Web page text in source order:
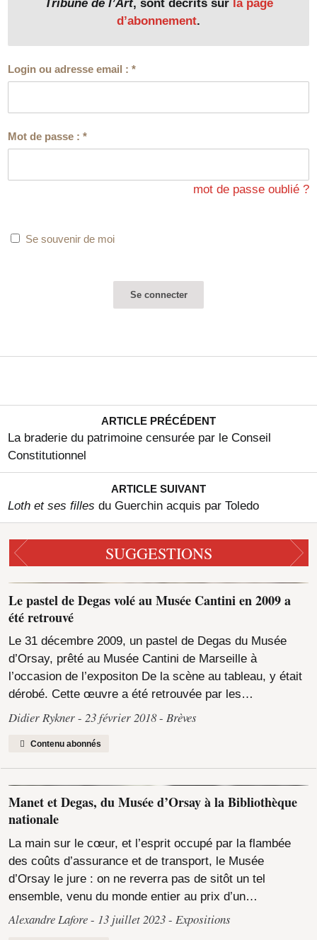
Tribune de l’Art, sont décrits sur la page
d’abonnement.
Login ou adresse email :*
Mot de passe :*
mot de passe oublié ?
Se souvenir de moi
ARTICLE PRÉCÉDENT
La braderie du patrimoine censurée par le Conseil
Constitutionnel
ARTICLE SUIVANT
Loth et ses filles du Guerchin acquis par Toledo
SUGGESTIONS
Le pastel de Degas volé au Musée Cantini en 2009 a
été retrouvé
Le 31 décembre 2009, un pastel de Degas du Musée
d’Orsay, prêté au Musée Cantini de Marseille à
l’occasion de l’expositon De la scène au tableau, y était
dérobé. Cette œuvre a été retrouvée par les…
Didier Rykner 23 février 2018 Brèves
Contenu abonnés
Manet et Degas, du Musée d’Orsay à la Bibliothèque
nationale
La main sur le cœur, et l’esprit occupé par la flambée
des coûts d’assurance et de transport, le Musée
d’Orsay le jure : on ne reverra pas de sitôt un tel
ensemble, venu du monde entier au prix d’un…
Alexandre Lafore 13 juillet 2023 Expositions